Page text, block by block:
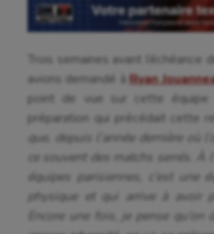
Canoë-kayak
Cheerleading
Course à pied
Crossfit
Cyclisme
Trois semaines avant
avions demandé àRyan
point de vue sur cette
préparation qui précédait cette
que, depuis l’année dernière où
ce souvent des matchs serrés. À
équipes parisiennes, c’est une
physique et qui arrive à avoir
Encore une fois, je pense qu’on